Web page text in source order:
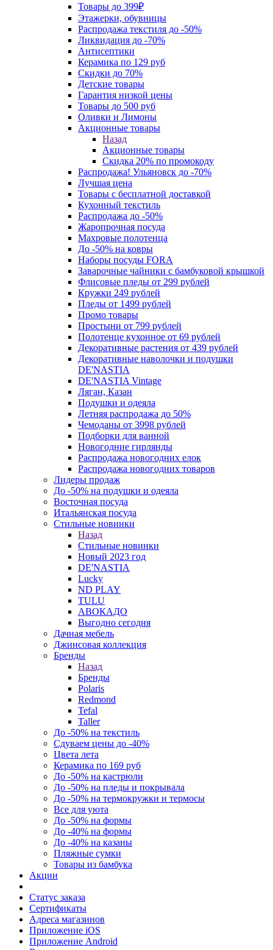
Товары до 399₽
Этажерки, обувницы
Распродажа текстиля до -50%
Ликвидация до -70%
Антисептики
Керамика по 129 руб
Скидки до 70%
Детские товары
Гарантия низкой цены
Товары до 500 руб
Оливки и Лимоны
Акционные товары
Назад
Акционные товары
Скидка 20% по промокоду
Распродажа! Ульяновск до -70%
Лучшая цена
Товары с бесплатной доставкой
Кухонный текстиль
Распродажа до -50%
Жаропрочная посуда
Махровые полотенца
До -50% на ковры
Наборы посуды FORA
Заварочные чайники с бамбуковой крышкой
Флисовые пледы от 299 рублей
Кружки 249 рублей
Пледы от 1499 рублей
Промо товары
Простыни от 799 рублей
Полотенце кухонное от 69 рублей
Декоративные растения от 439 рублей
Декоративные наволочки и подушки
DE'NASTIA
DE'NASTIA Vintage
Ляган, Казан
Подушки и одеяла
Летняя распродажа до 50%
Чемоданы от 3998 рублей
Подборки для ванной
Новогодние гирлянды
Распродажа новогодних елок
Распродажа новогодних товаров
Лидеры продаж
До -50% на подушки и одеяла
Восточная посуда
Итальянская посуда
Стильные новинки
Назад
Стильные новинки
Новый 2023 год
DE'NASTIA
Lucky
ND PLAY
TULU
АВОКАДО
Выгодно сегодня
Дачная мебель
Джинсовая коллекция
Бренды
Назад
Бренды
Polaris
Redmond
Tefal
Taller
До -50% на текстиль
Сдуваем цены до -40%
Цвета лета
Керамика по 169 руб
До -50% на кастрюли
До -50% на пледы и покрывала
До -50% на термокружки и термосы
Все для уюта
До -50% на формы
До -40% на формы
До -40% на казаны
Пляжные сумки
Товары из бамбука
Акции
Статус заказа
Сертификаты
Адреса магазинов
Приложение iOS
Приложение Android